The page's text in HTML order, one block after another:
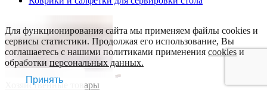
Хозяйственные товары
Для функционирования сайта мы применяем файлы cookies и
сервисы статистики. Продолжая его использование, Вы
соглашаетесь с нашими политиками применения cookiesи
обработки персональных данных.
Принять